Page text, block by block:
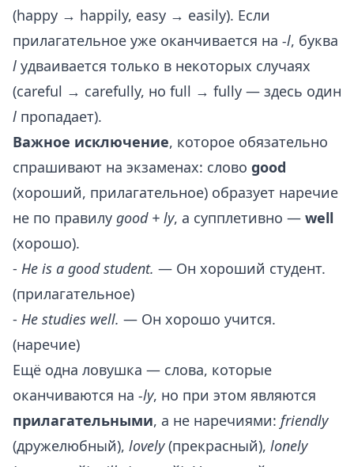
(happy → happily, easy → easily). Если
прилагательное уже оканчивается на -l, буква
l удваивается только в некоторых случаях
(careful → carefully, но full → fully — здесь один
l пропадает).
Важное исключение, которое обязательно
спрашивают на экзаменах: слово good
(хороший, прилагательное) образует наречие
не по правилу good + ly, а супплетивно — well
(хорошо).
- He is a good student. — Он хороший студент.
(прилагательное)
- He studies well. — Он хорошо учится.
(наречие)
Ещё одна ловушка — слова, которые
оканчиваются на -ly, но при этом являются
прилагательными, а не наречиями: friendly
(дружелюбный), lovely(прекрасный), lonely